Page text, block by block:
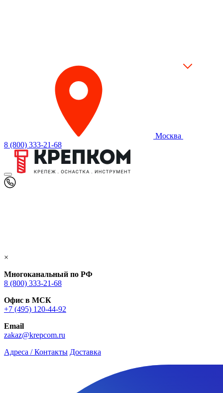
Москва
8 (800) 333-21-68
×
Многоканальный по РФ
8 (800) 333‑21-68
Офис в МСК
+7 (495) 120-44-92
Email
zakaz@krepcom.ru
Адреса / Контакты Доставка